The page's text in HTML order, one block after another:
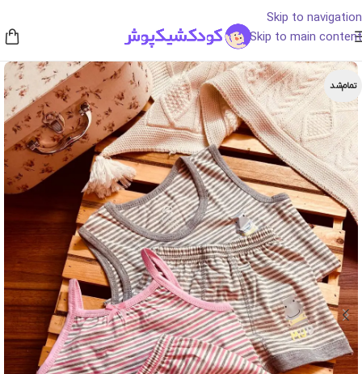
Skip to navigation
Skip to main content
تمام‌شد